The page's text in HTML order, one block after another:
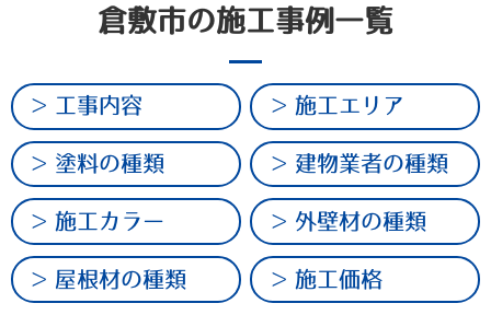
倉敷市の施工事例一覧
工事内容 施工エリア
塗料の種類 建物業者の種類
施工カラー 外壁材の種類
屋根材の種類 施工価格